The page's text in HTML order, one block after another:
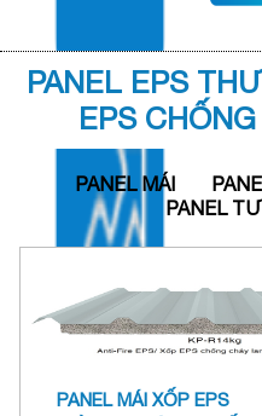
Mỗi năm
PANEL EPS
EPS
PANEL MÁI
PANEL
PANEL MÁI XỐP EPS